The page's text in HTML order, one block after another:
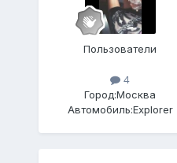
Пользователи
4
Город:Москва
Автомобиль:Explorer